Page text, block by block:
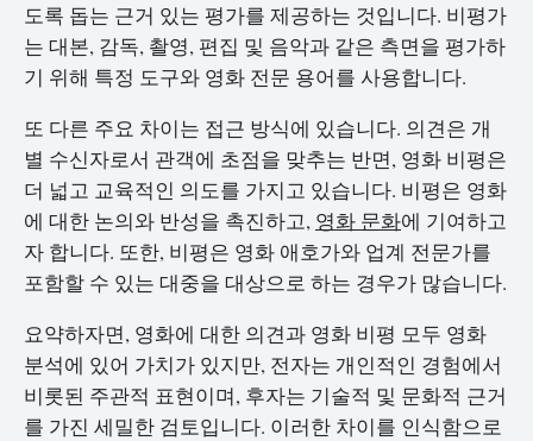
도록 돕는 근거 있는 평가를 제공하는 것입니다. 비평가
는 대본, 감독, 촬영, 편집 및 음악과 같은 측면을 평가하
기 위해 특정 도구와 영화 전문 용어를 사용합니다.
또 다른 주요 차이는 접근 방식에 있습니다. 의견은 개
별 수신자로서 관객에 초점을 맞추는 반면, 영화 비평은
더 넓고 교육적인 의도를 가지고 있습니다. 비평은 영화
에 대한 논의와 반성을 촉진하고, 영화 문화에 기여하고
자 합니다. 또한, 비평은 영화 애호가와 업계 전문가를
포함할 수 있는 대중을 대상으로 하는 경우가 많습니다.
요약하자면, 영화에 대한 의견과 영화 비평 모두 영화
분석에 있어 가치가 있지만, 전자는 개인적인 경험에서
비롯된 주관적 표현이며, 후자는 기술적 및 문화적 근거
를 가진 세밀한 검토입니다. 이러한 차이를 인식함으로